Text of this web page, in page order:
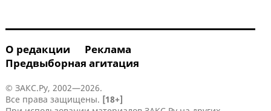
О редакции
Реклама
Предвыборная агитация
© ЗАКС.Ру, 2002—2026.
Все права защищены. [18+]